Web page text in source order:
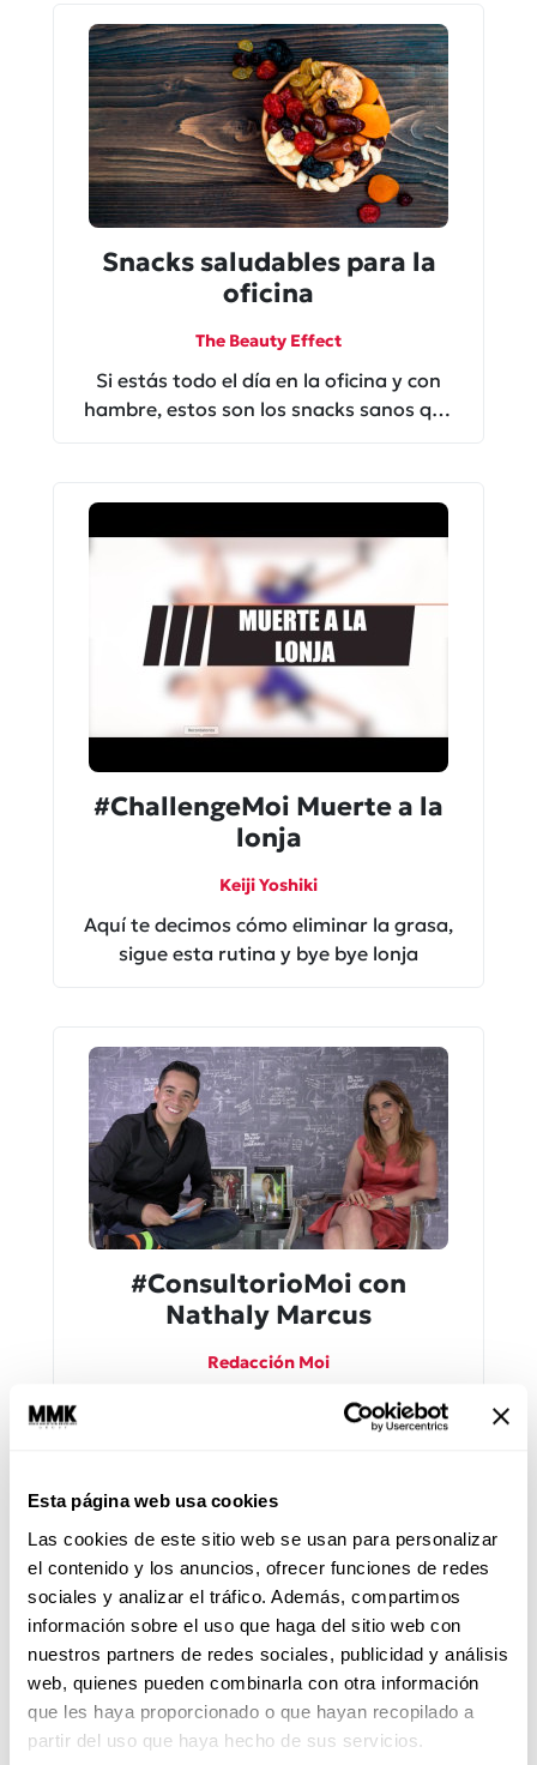
Esta página web usa cookies
Las cookies de este sitio web se usan para personalizar
el contenido y los anuncios, ofrecer funciones de redes
sociales y analizar el tráfico. Además, compartimos
información sobre el uso que haga del sitio web con
nuestros partners de redes sociales, publicidad y análisis
web, quienes pueden combinarla con otra información
que les haya proporcionado o que hayan recopilado a
partir del uso que haya hecho de sus servicios.
Snacks saludables para la
oficina
The Beauty Effect
Si estás todo el día en la oficina y con
hambre, estos son los snacks sanos que
#ChallengeMoi Muerte a la
lonja
Keiji Yoshiki
Aquí te decimos cómo eliminar la grasa,
sigue esta rutina y bye bye lonja
#ConsultorioMoi con
Nathaly Marcus
Redacción Moi
Acepta tu cuerpo y quiérete. Nathaly
Marcus te dice cómo sentirte bien con tu